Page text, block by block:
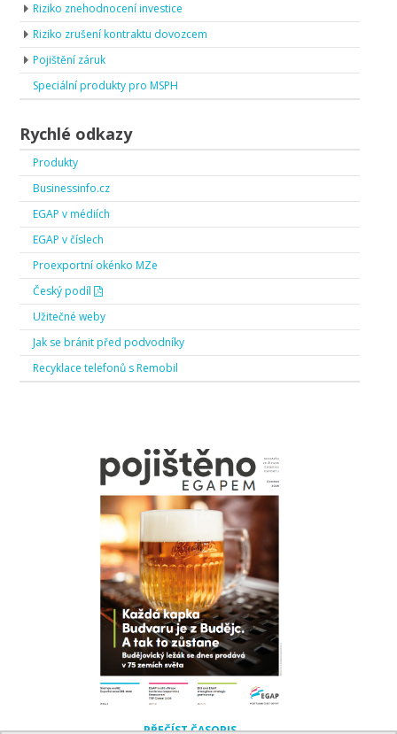
Riziko znehodnocení investice
Riziko zrušení kontraktu dovozcem
Pojištění záruk
Speciální produkty pro MSPH
Rychlé odkazy
Produkty
Businessinfo.cz
EGAP v médiích
EGAP v číslech
Proexportní okénko MZe
Český podíl
Užitečné weby
Jak se bránit před podvodníky
Recyklace telefonů s Remobil
PŘEČÍST ČASOPIS